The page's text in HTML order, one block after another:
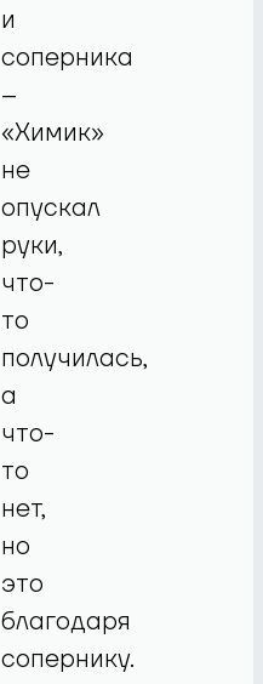
и
соперника
–
«Химик»
не
опускал
руки,
что-
то
получилась,
а
что-
то
нет,
но
это
благодаря
сопернику.